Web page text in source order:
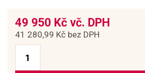
49 950 Kč vč. DPH
41 280,99 Kč bez DPH